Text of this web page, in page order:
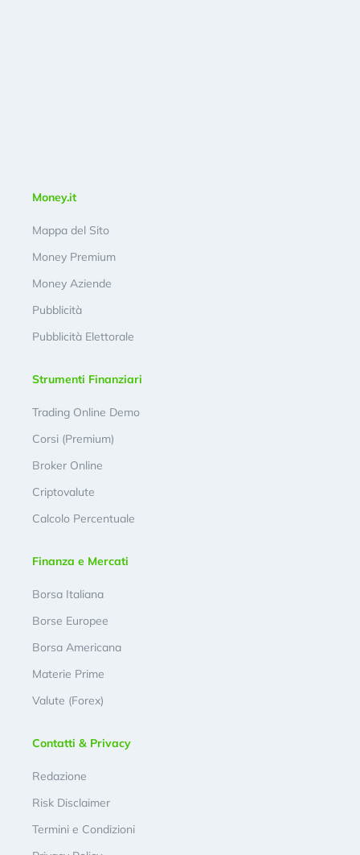
Money.it
Mappa del Sito
Money Premium
Money Aziende
Pubblicità
Pubblicità Elettorale
Strumenti Finanziari
Trading Online Demo
Corsi (Premium)
Broker Online
Criptovalute
Calcolo Percentuale
Finanza e Mercati
Borsa Italiana
Borse Europee
Borsa Americana
Materie Prime
Valute (Forex)
Contatti & Privacy
Redazione
Risk Disclaimer
Termini e Condizioni